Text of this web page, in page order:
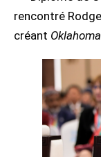
rencontré
créant